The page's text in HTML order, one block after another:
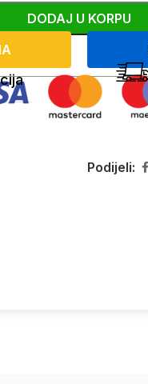
DODAJ U KORPU
Podijeli: